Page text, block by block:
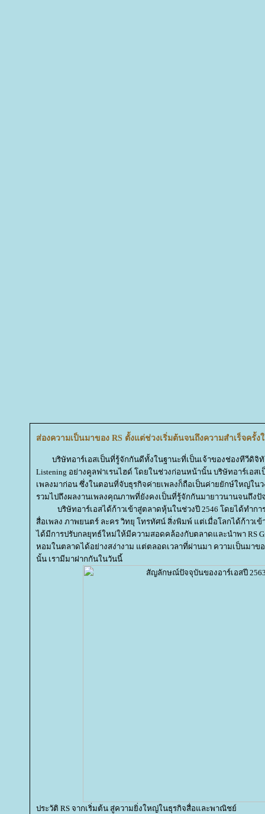
ส่องความเป็นมาของ RS ตั้งแต่ช่วงเริ่มต้นจนถึงความสำเร็จครั้ง
บริษัทอาร์เอสเป็นที่รู้จักกันดีทั้งในฐานะที่เป็นเจ้าของช่องทีวีดิจิทั
Listening อย่างคูลฟาเรนไฮด์ โดยในช่วงก่อนหน้านั้น บริษัทอาร์เอ
เพลงมาก่อน ซึ่งในตอนที่จับธุรกิจค่ายเพลงก็ถือเป็นค่ายยักษ์ใหญ่ใน
รวมไปถึงผลงานเพลงคุณภาพที่ยังคงเป็นที่รู้จักกันมายาวนานจนถึงปั
บริษัทอาร์เอสได้ก้าวเข้าสู่ตลาดหุ้นในช่วงปี 2546 โดยได้ทำกา
สื่อเพลง ภาพยนตร์ ละคร วิทยุ โทรทัศน์ สิ่งพิมพ์ แต่เมื่อโลกได้ก้าวเ
ได้มีการปรับกลยุทธ์ใหม่ให้มีความสอดคล้องกับตลาดและนำพา RS
หอมในตลาดได้อย่างสง่างาม แต่ตลอดเวลาที่ผ่านมา ความเป็นมาขอ
นั้น เรามีมาฝากกันในวันนี้
ประวัติ RS จากเริ่มต้น สู่ความยิ่งใหญ่ในธุรกิจสื่อและพาณิชย์